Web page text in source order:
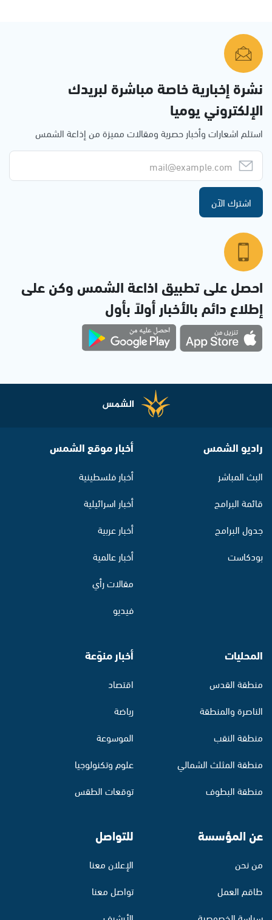
نشرة إخبارية خاصة مباشرة لبريدك
الإلكتروني يوميا
استلم اشعارات وأخبار حصرية ومقالات مميزة من إذاعة الشمس
اشترك الآن
احصل على تطبيق اذاعة الشمس وكن على
إطلاع دائم بالأخبار أولاً بأول
راديو الشمس
البث المباشر
قائمة البرامج
جدول البرامج
بودكاست
أخبار موقع الشمس
أخبار فلسطينية
أخبار اسرائيلية
أخبار عربية
أخبار عالمية
مقالات رأي
فيديو
المحليات
منطقة القدس
الناصرة والمنطقة
منطقة النقب
منطقة المثلث الشمالي
منطقة البطوف
أخبار منوّعة
اقتصاد
رياضة
الموسوعة
علوم وتكنولوجيا
توقعات الطقس
عن المؤسسة
من نحن
طاقم العمل
للتواصل
الإعلان معنا
تواصل معنا